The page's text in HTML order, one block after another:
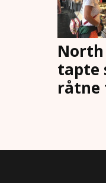
North
tapte
råtne